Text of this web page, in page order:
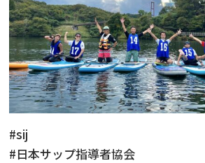
#sij
#日本サップ指導者協会